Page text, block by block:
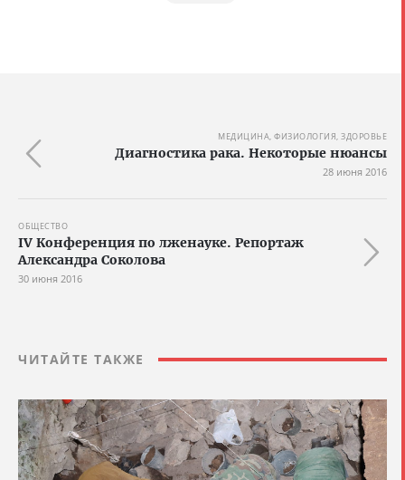
МЕДИЦИНА, ФИЗИОЛОГИЯ, ЗДОРОВЬЕ
Диагностика рака. Некоторые нюансы
28 июня 2016
ОБЩЕСТВО
IV Конференция по лженауке. Репортаж
Александра Соколова
30 июня 2016
ЧИТАЙТЕ ТАКЖЕ